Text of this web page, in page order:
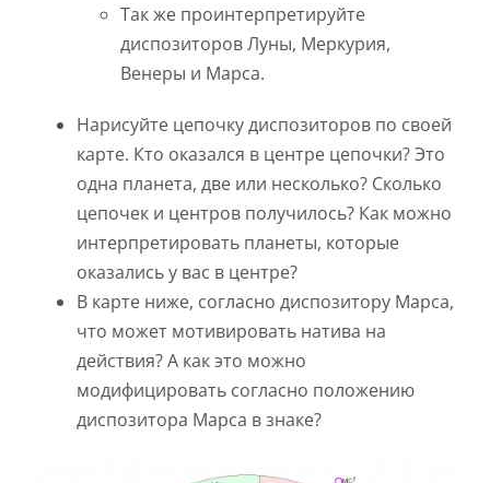
Так же проинтерпретируйте
диспозиторов Луны, Меркурия,
Венеры и Марса.
Нарисуйте цепочку диспозиторов по своей
карте. Кто оказался в центре цепочки? Это
одна планета, две или несколько? Сколько
цепочек и центров получилось? Как можно
интерпретировать планеты, которые
оказались у вас в центре?
В карте ниже, согласно диспозитору Марса,
что может мотивировать натива на
действия? А как это можно
модифицировать согласно положению
диспозитора Марса в знаке?